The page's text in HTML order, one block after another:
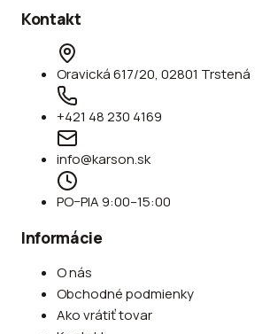
Kontakt
Oravická 617/20, 02801 Trstená
+421 48 230 4169
info@karson.sk
PO–PIA 9:00–15:00
Informácie
O nás
Obchodné podmienky
Ako vrátiť tovar